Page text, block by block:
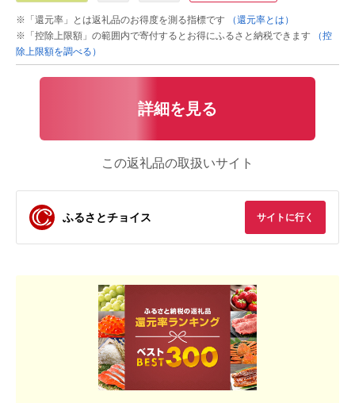
※「還元率」とは返礼品のお得度を測る指標です
（還元率とは）
※「控除上限額」の範囲内で寄付するとお得にふるさと納税できます
（控
除上限額を調べる）
詳細を見る
この返礼品の取扱いサイト
ふるさとチョイス サイトに行く